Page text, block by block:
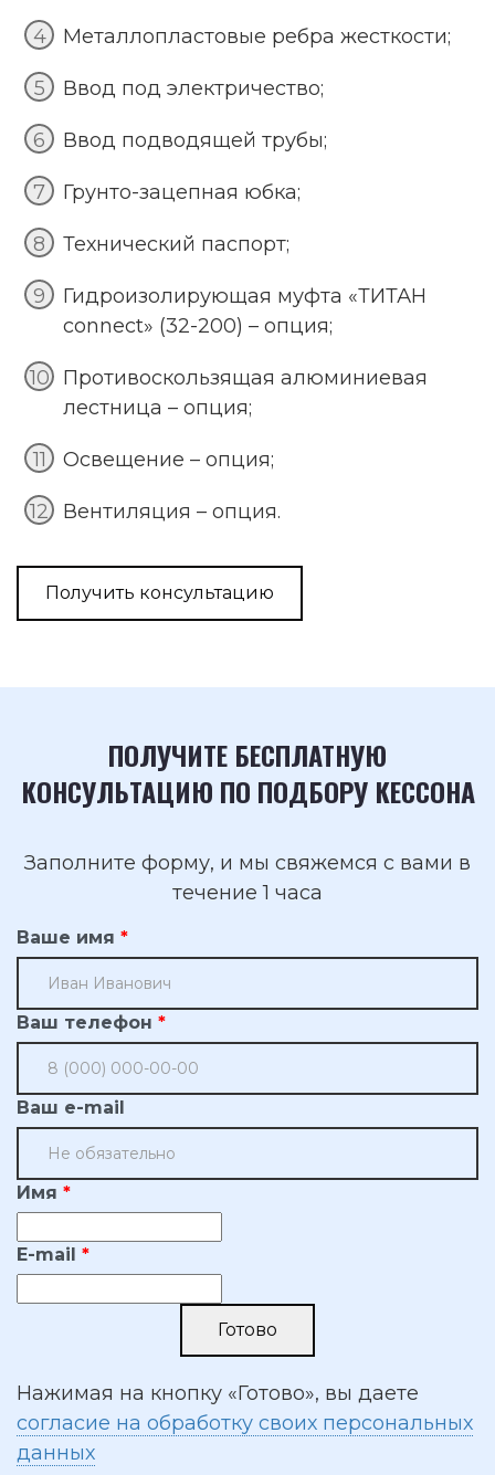
Металлопластовые ребра жесткости;
Ввод под электричество;
Ввод подводящей трубы;
Грунто-зацепная юбка;
Технический паспорт;
Гидроизолирующая муфта «ТИТАН
connect» (32-200) – опция;
Противоскользящая алюминиевая
лестница – опция;
Освещение – опция;
Вентиляция – опция.
Получить консультацию
ПОЛУЧИТЕ БЕСПЛАТНУЮ
КОНСУЛЬТАЦИЮ ПО ПОДБОРУ КЕССОНА
Заполните форму, и мы свяжемся с вами в
течение 1 часа
Ваше имя
Ваш телефон
Ваш e-mail
Имя
E-mail
Нажимая на кнопку «Готово», вы даете
согласие на обработку своих персональных
данных